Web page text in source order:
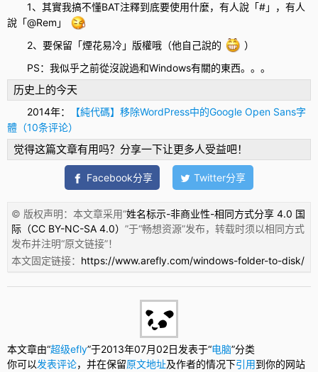
1、其實我搞不懂BAT注釋到底要使用什麼，有人說「#」，有人
說「@Rem」
2、要保留「煙花易冷」版權哦（他自己說的
）
PS：我似乎之前從沒說過和Windows有關的東西。。。
历史上的今天
2014年：
【純代碼】移除WordPress中的Google Open Sans字
體（10条评论）
觉得这篇文章有用吗？分享一下让更多人受益吧！
Facebook分享 Twitter分享
© 版权声明：本文章采用“姓名标示-非商业性-相同方式分享 4.0 国
际（CC BY-NC-SA 4.0） ”于“畅想资源”发布，转载时须以相同方式
发布并注明“原文链接”！
本文固定链接： https://www.arefly.com/windows-folder-to-disk/
本文章由“超级efly”于2013年07月02日发表于“电脑”分类
你可以发表评论，并在保留原文地址及作者的情况下引用到你的网站